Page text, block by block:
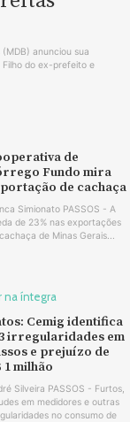
anunciou sua
Filho do ex-prefeito e
de
Fundo mira
de cachaça
Simionato PASSOS - A
de 23% nas exportações
de Minas Gerais...
na íntegra
Cemig identifica
irregularidades em
e prejuízo de
1 milhão
Silveira PASSOS - Furtos,
em medidores e outras
no consumo de